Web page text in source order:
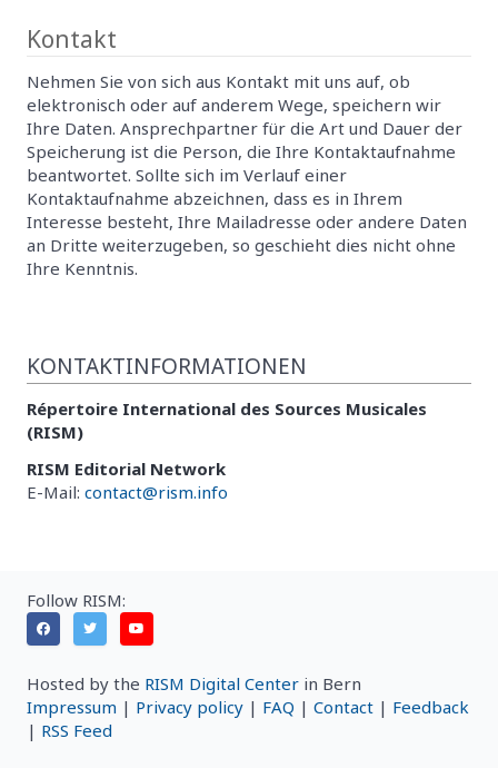
Kontakt
Nehmen Sie von sich aus Kontakt mit uns auf, ob
elektronisch oder auf anderem Wege, speichern wir
Ihre Daten. Ansprechpartner für die Art und Dauer der
Speicherung ist die Person, die Ihre Kontaktaufnahme
beantwortet. Sollte sich im Verlauf einer
Kontaktaufnahme abzeichnen, dass es in Ihrem
Interesse besteht, Ihre Mailadresse oder andere Daten
an Dritte weiterzugeben, so geschieht dies nicht ohne
Ihre Kenntnis.
KONTAKTINFORMATIONEN
Répertoire International des Sources Musicales
(RISM)
RISM Editorial Network
E-Mail: contact@rism.info
Follow RISM:
Hosted by the RISM Digital Center in Bern
Impressum | Privacy policy | FAQ | Contact | Feedback
| RSS Feed